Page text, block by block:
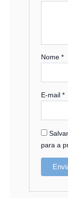
Nome*
E-mail*
para a